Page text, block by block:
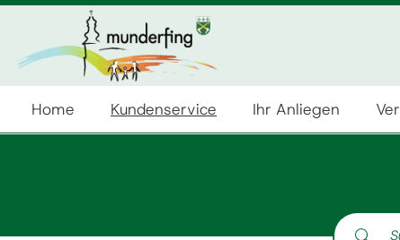
Home Kundenservice Ihr Anliegen
Suche nach: